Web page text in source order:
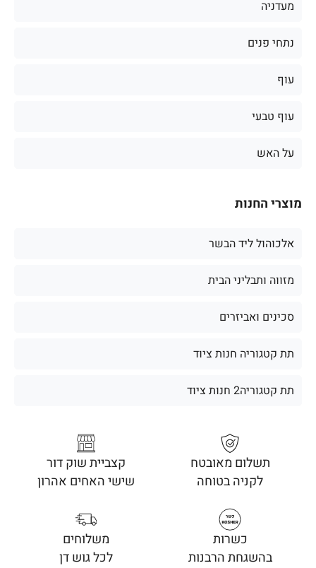
מעדניה
נתחי פנים
עוף
עוף טבעי
על האש
מוצרי החנות
אלכוהול ליד הבשר
מזווה ותבליני הבית
סכינים ואביזרים
תת קטגוריה חנות ציוד
תת קטגוריה2 חנות ציוד
תשלום מאובטח
לקניה בטוחה
קצביית שוק דור
שישי האחים אהרון
כשרות
בהשגחת הרבנות
משלוחים
לכל גוש דן